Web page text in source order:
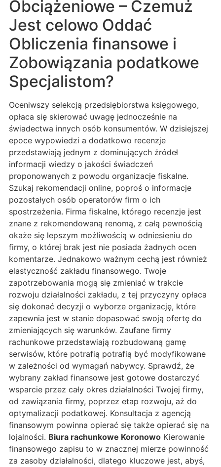
Obciążeniowe – Czemuż
Jest celowo Oddać
Obliczenia finansowe i
Zobowiązania podatkowe
Specjalistom?
Oceniwszy selekcją przedsiębiorstwa księgowego,
opłaca się skierować uwagę jednocześnie na
świadectwa innych osób konsumentów. W dzisiejszej
epoce wypowiedzi a dodatkowo recenzje
przedstawiają jednym z dominujących źródeł
informacji wiedzy o jakości świadczeń
proponowanych z powodu organizacje fiskalne.
Szukaj rekomendacji online, poproś o informacje
pozostałych osób operatorów firm o ich
spostrzeżenia. Firma fiskalne, którego recenzje jest
znane z rekomendowaną renomą, z całą pewnością
okaże się lepszym możliwością w odniesieniu do
firmy, o której brak jest nie posiada żadnych ocen
komentarze. Jednakowo ważnym cechą jest również
elastyczność zakładu finansowego. Twoje
zapotrzebowania mogą się zmieniać w trakcie
rozwoju działalności zakładu, z tej przyczyny opłaca
się dokonać decyzji o wyborze organizację, które
zapewnia jest w stanie dopasować swoją ofertę do
zmieniających się warunków. Zaufane firmy
rachunkowe przedstawiają rozbudowaną gamę
serwisów, które potrafią potrafią być modyfikowane
w zależności od wymagań nabywcy. Sprawdź, że
wybrany zakład finansowe jest gotowe dostarczyć
wsparcie przez cały okres działalności Twojej firmy,
od zawiązania firmy, poprzez etap rozwoju, aż do
optymalizacji podatkowej. Konsultacja z agencją
finansowym powinna opierać się także opierać się na
lojalności. Biura rachunkowe Koronowo Kierowanie
finansowego zapisu to w znacznej mierze powinność
za zasoby działalności, dlatego kluczowe jest, abyś,